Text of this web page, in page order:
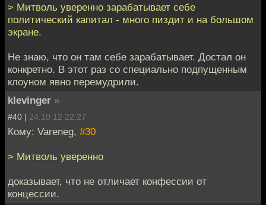
> Митволь уверенно зарабатывает себе
политический капитал - много пиздит и на большом
экране.
Не знаю, что он там себе зарабатывает. Достал он
конкретно. В этот раз со специально подпущенным
клоуном явно перемудрили.
klevinger »
#40 | 24.10.12 22:27
Кому: Vareneg, #30
> Митволь уверенно
доказывает, что не отличает конфессии от
концессии.